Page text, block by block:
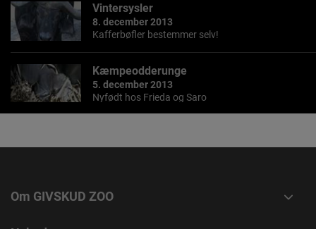
Vintersysler
8. december 2013
Kafferbøfler bestemmer selv!
Kæmpeodderunge
5. december 2013
Nyfødt hos Frieda og Saro
1. december 2013
Go' Morgen!
Om GIVSKUD ZOO